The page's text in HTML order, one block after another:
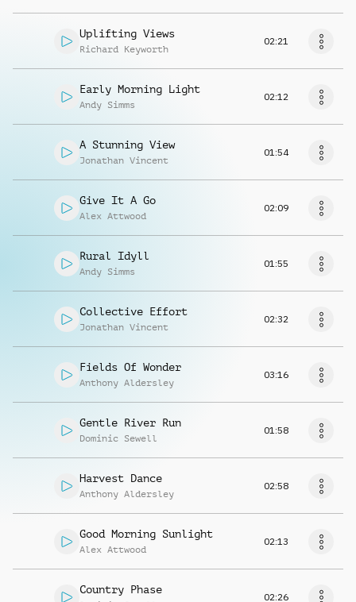
Uplifting Views
Richard Keyworth
02:21
Early Morning Light
Andy Simms
02:12
A Stunning View
Jonathan Vincent
01:54
Give It A Go
Alex Attwood
02:09
Rural Idyll
Andy Simms
01:55
Collective Effort
Jonathan Vincent
02:32
Fields Of Wonder
Anthony Aldersley
03:16
Gentle River Run
Dominic Sewell
01:58
Harvest Dance
Anthony Aldersley
02:58
Good Morning Sunlight
Alex Attwood
02:13
Country Phase
02:26